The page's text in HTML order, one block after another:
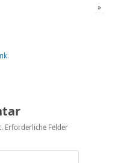
»
.
Erforderliche Felder